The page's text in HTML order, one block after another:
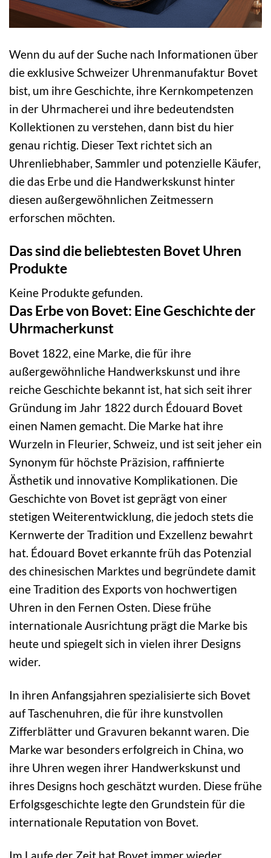
Wenn du auf der Suche nach Informationen über
die exklusive Schweizer Uhrenmanufaktur Bovet
bist, um ihre Geschichte, ihre Kernkompetenzen
in der Uhrmacherei und ihre bedeutendsten
Kollektionen zu verstehen, dann bist du hier
genau richtig. Dieser Text richtet sich an
Uhrenliebhaber, Sammler und potenzielle Käufer,
die das Erbe und die Handwerkskunst hinter
diesen außergewöhnlichen Zeitmessern
erforschen möchten.
Das sind die beliebtesten Bovet Uhren
Produkte
Keine Produkte gefunden.
Das Erbe von Bovet: Eine Geschichte der
Uhrmacherkunst
Bovet 1822, eine Marke, die für ihre
außergewöhnliche Handwerkskunst und ihre
reiche Geschichte bekannt ist, hat sich seit ihrer
Gründung im Jahr 1822 durch Édouard Bovet
einen Namen gemacht. Die Marke hat ihre
Wurzeln in Fleurier, Schweiz, und ist seit jeher ein
Synonym für höchste Präzision, raffinierte
Ästhetik und innovative Komplikationen. Die
Geschichte von Bovet ist geprägt von einer
stetigen Weiterentwicklung, die jedoch stets die
Kernwerte der Tradition und Exzellenz bewahrt
hat. Édouard Bovet erkannte früh das Potenzial
des chinesischen Marktes und begründete damit
eine Tradition des Exports von hochwertigen
Uhren in den Fernen Osten. Diese frühe
internationale Ausrichtung prägt die Marke bis
heute und spiegelt sich in vielen ihrer Designs
wider.
In ihren Anfangsjahren spezialisierte sich Bovet
auf Taschenuhren, die für ihre kunstvollen
Zifferblätter und Gravuren bekannt waren. Die
Marke war besonders erfolgreich in China, wo
ihre Uhren wegen ihrer Handwerkskunst und
ihres Designs hoch geschätzt wurden. Diese frühe
Erfolgsgeschichte legte den Grundstein für die
internationale Reputation von Bovet.
Im Laufe der Zeit hat Bovet immer wieder